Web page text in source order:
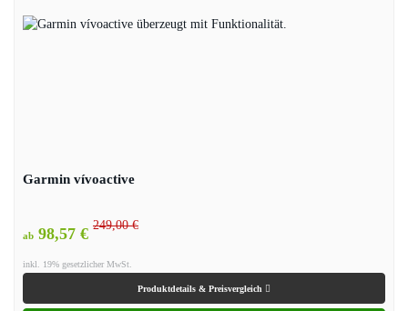
Garmin vívoactive
ab 98,57 € 249,00 €
inkl. 19% gesetzlicher MwSt.
Produktdetails & Preisvergleich